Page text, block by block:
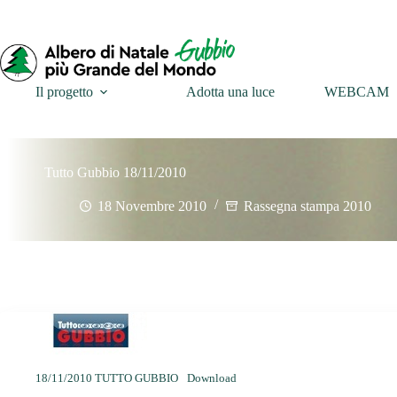
Il progetto Adotta una luce WEBCAM
Tutto Gubbio 18/11/2010
18 Novembre 2010 Rassegna stampa 2010
18/11/2010 TUTTO GUBBIO Download